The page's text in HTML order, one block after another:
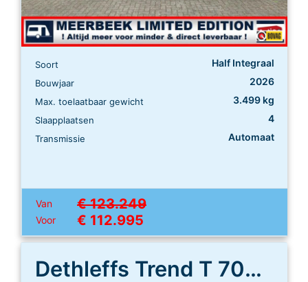
Soort Half Integraal
Bouwjaar 2026
Max. toelaatbaar gewicht 3.499 kg
Slaapplaatsen 4
Transmissie Automaat
Van € 123.249
Voor € 112.995
Dethleffs Trend T 7057 DBL